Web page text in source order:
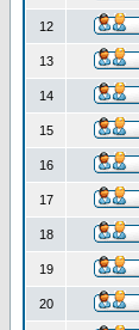
12
13
14
15
16
17
18
19
20